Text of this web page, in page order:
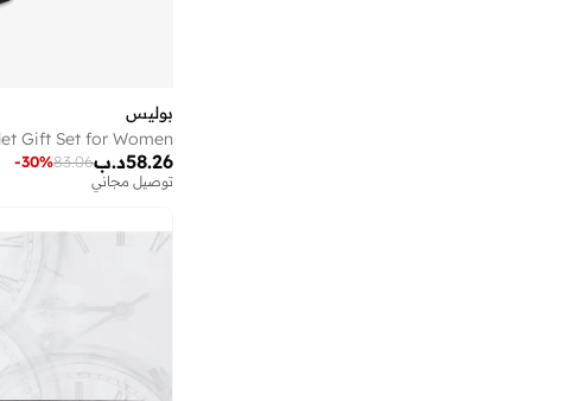
بوليس
د.ب58.26
83.06
-30%
توصيل مجاني